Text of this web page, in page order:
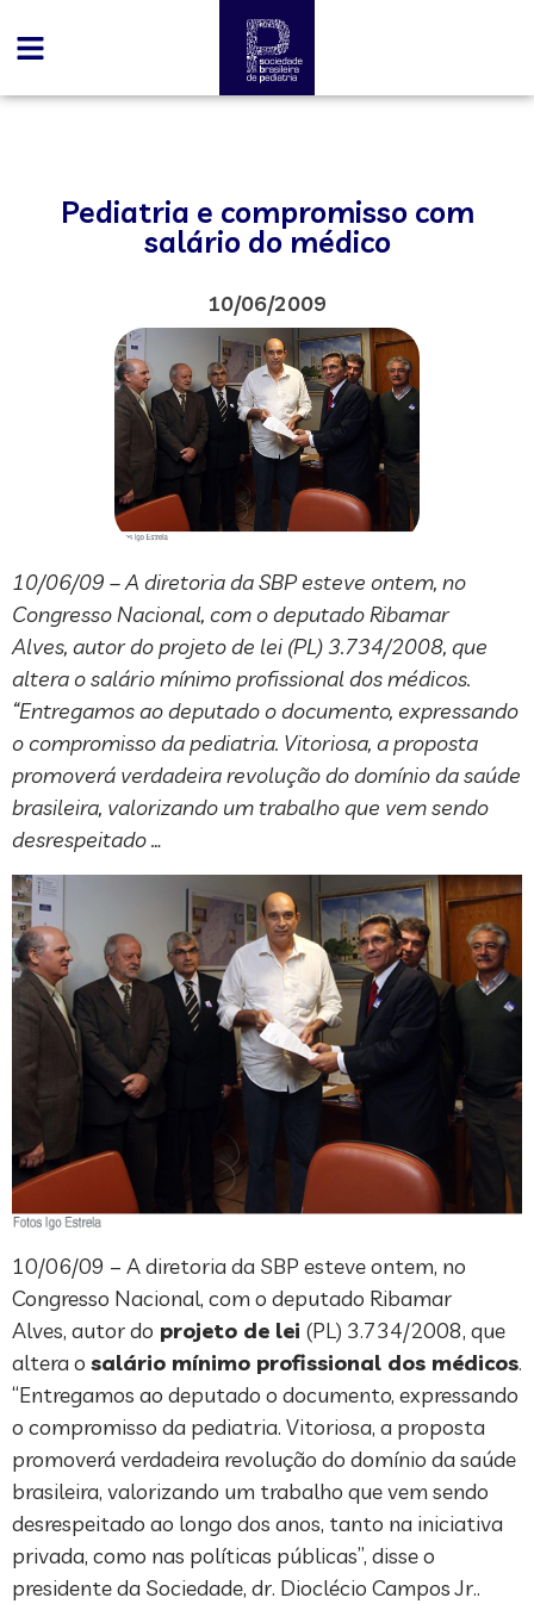
Pediatria e compromisso com
salário do médico
10/06/2009
10/06/09 – A diretoria da SBP esteve ontem, no
Congresso Nacional, com o deputado Ribamar
Alves, autor do projeto de lei (PL) 3.734/2008, que
altera o salário mínimo profissional dos médicos.
“Entregamos ao deputado o documento, expressando
o compromisso da pediatria. Vitoriosa, a proposta
promoverá verdadeira revolução do domínio da saúde
brasileira, valorizando um trabalho que vem sendo
desrespeitado …
10/06/09 – A diretoria da SBP esteve ontem, no
Congresso Nacional, com o deputado Ribamar
Alves, autor do projeto de lei (PL) 3.734/2008, que
altera o salário mínimo profissional dos médicos.
“Entregamos ao deputado o documento, expressando
o compromisso da pediatria. Vitoriosa, a proposta
promoverá verdadeira revolução do domínio da saúde
brasileira, valorizando um trabalho que vem sendo
desrespeitado ao longo dos anos, tanto na iniciativa
privada, como nas políticas públicas”, disse o
presidente da Sociedade, dr. Dioclécio Campos Jr..